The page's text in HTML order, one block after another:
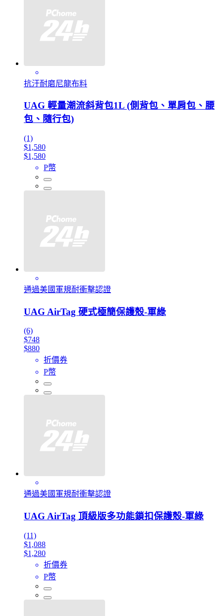
抗汙耐磨尼龍布料
UAG 輕量潮流斜背包1L (側背包、單肩包、腰
包、隨行包)
(1)
$1,580
$1,580
P幣
通過美國軍規耐衝擊認證
UAG AirTag 硬式極簡保護殼-軍綠
(6)
$748
$880
折價券
P幣
通過美國軍規耐衝擊認證
UAG AirTag 頂級版多功能鎖扣保護殼-軍綠
(11)
$1,088
$1,280
折價券
P幣